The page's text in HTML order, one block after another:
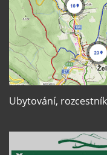
Ubytování,